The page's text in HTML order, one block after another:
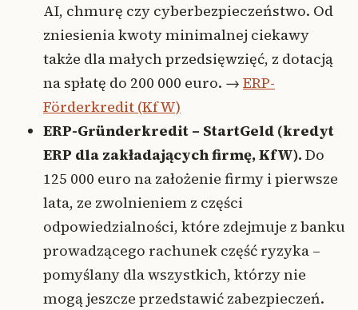
AI, chmurę czy cyberbezpieczeństwo. Od
zniesienia kwoty minimalnej ciekawy
także dla małych przedsięwzięć, z dotacją
na spłatę do 200 000 euro. → ERP-
Förderkredit (KfW)
ERP-Gründerkredit – StartGeld (kredyt
ERP dla zakładających firmę, KfW). Do
125 000 euro na założenie firmy i pierwsze
lata, ze zwolnieniem z części
odpowiedzialności, które zdejmuje z banku
prowadzącego rachunek część ryzyka –
pomyślany dla wszystkich, którzy nie
mogą jeszcze przedstawić zabezpieczeń.